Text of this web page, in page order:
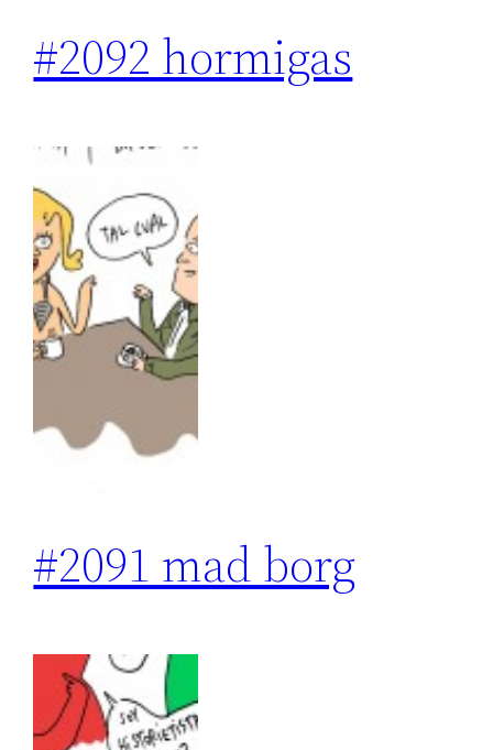
#2092 hormigas
#2091 mad borg